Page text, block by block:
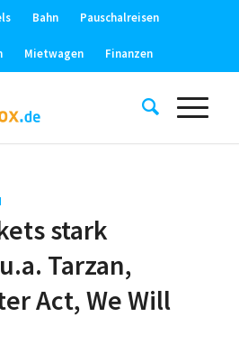
Bahn Pauschalreisen
Mietwagen Finanzen
stark
Tarzan,
Act, We Will